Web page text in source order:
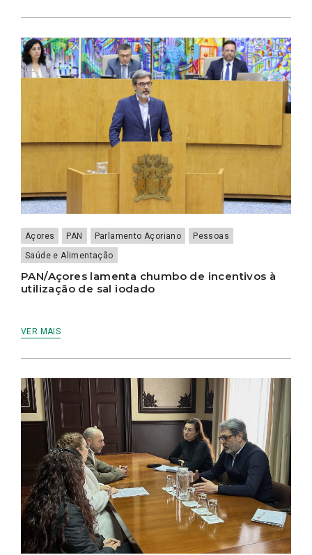
Açores PAN Parlamento Açoriano
Pessoas
Saúde e Alimentação
PAN/Açores lamenta chumbo de incentivos à
utilização de sal iodado
VER MAIS